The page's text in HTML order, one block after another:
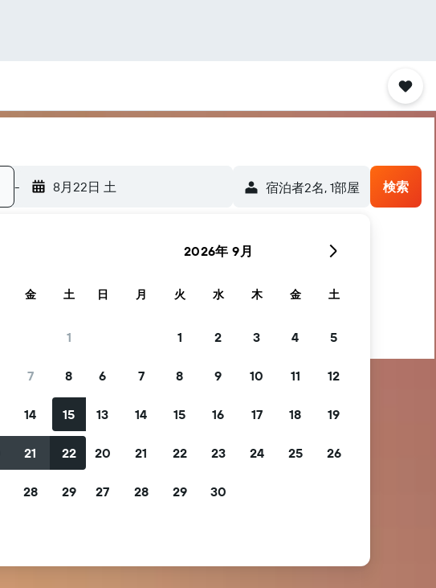
- 8月22日 土 宿泊者2名, 1​部屋 検索
金 土
1
7 8
14 15
21 22
28 29
2026年 9月
日 月 火 水 木 金 土
1 2 3 4 5
6 7 8 9 10 11 12
13 14 15 16 17 18 19
20 21 22 23 24 25 26
27 28 29 30